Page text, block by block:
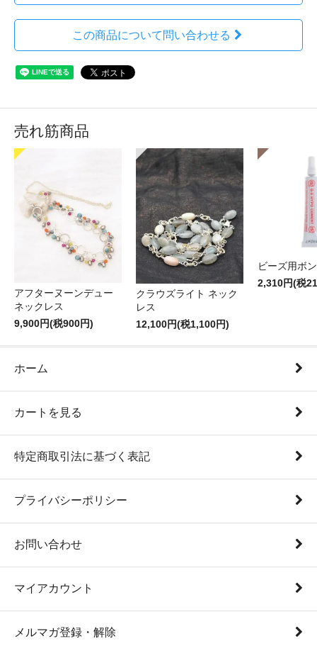
この商品について問い合わせる
売れ筋商品
アフターヌーンデュー
ネックレス
9,900円(税900円)
クラウズライト ネック
レス
12,100円(税1,100円)
ビーズ用ボ
2,310円(税
ホーム
カートを見る
特定商取引法に基づく表記
プライバシーポリシー
お問い合わせ
マイアカウント
メルマガ登録・解除